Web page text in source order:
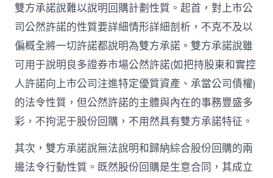
雙方承諾說難以說明回購計劃性質。起首，對上市公
司公然許諾的性質要詳細情形詳細剖析，不克不及以
偏概全將一切許諾都說明為雙方承諾。雙方承諾說雖
可用于說明良多證券市場公然許諾(如把持股東和實控
人許諾向上市公司注進特定優質資產、承當公司債權)
的法令性質，但公然許諾的主體與內在的事務豐盛多
彩，不拘泥于股份回購，不用然具有雙方承諾特征。
其次，雙方承諾說無法說明和歸納綜合股份回購的兩
邊法令行動性質。既然股份回購是生意合同，其成立